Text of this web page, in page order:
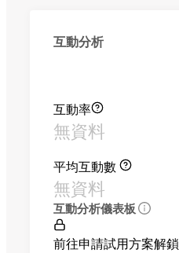
互動分析
互動率
無資料
平均互動數
無資料
互動分析儀表板
前往申請試用方案解鎖